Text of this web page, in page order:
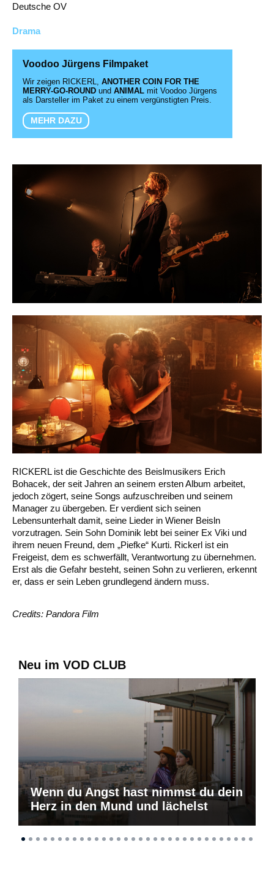
Deutsche OV
Drama
Voodoo Jürgens Filmpaket
Wir zeigen RICKERL, ANOTHER COIN FOR THE
MERRY-GO-ROUND und ANIMAL mit Voodoo Jürgens
als Darsteller im Paket zu einem vergünstigten Preis.
MEHR DAZU
RICKERL ist die Geschichte des Beislmusikers Erich
Bohacek, der seit Jahren an seinem ersten Album arbeitet,
jedoch zögert, seine Songs aufzuschreiben und seinem
Manager zu übergeben. Er verdient sich seinen
Lebensunterhalt damit, seine Lieder in Wiener Beisln
vorzutragen. Sein Sohn Dominik lebt bei seiner Ex Viki und
ihrem neuen Freund, dem „Piefke“ Kurti. Rickerl ist ein
Freigeist, dem es schwerfällt, Verantwortung zu übernehmen.
Erst als die Gefahr besteht, seinen Sohn zu verlieren, erkennt
er, dass er sein Leben grundlegend ändern muss.
Credits: Pandora Film
Neu im VOD CLUB
Wenn du Angst hast nimmst du dein
Herz in den Mund und lächelst